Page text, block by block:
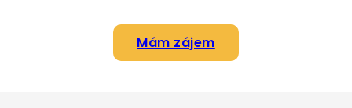
Mám zájem